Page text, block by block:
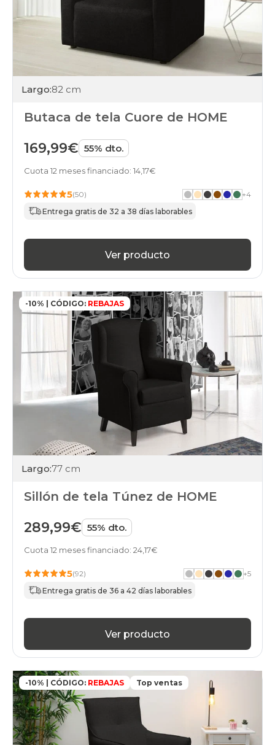
Largo:82 cm
Butaca de tela Cuore de HOME
169,99€ 55% dto.
Cuota 12 meses financiado: 14,17€
5(50) +4
Entrega gratis de 32 a 38 días laborables
Ver producto
-10% | CÓDIGO: REBAJAS
Largo:77 cm
Sillón de tela Túnez de HOME
289,99€ 55% dto.
Cuota 12 meses financiado: 24,17€
5(92) +5
Entrega gratis de 36 a 42 días laborables
Ver producto
-10% | CÓDIGO: REBAJAS Top ventas